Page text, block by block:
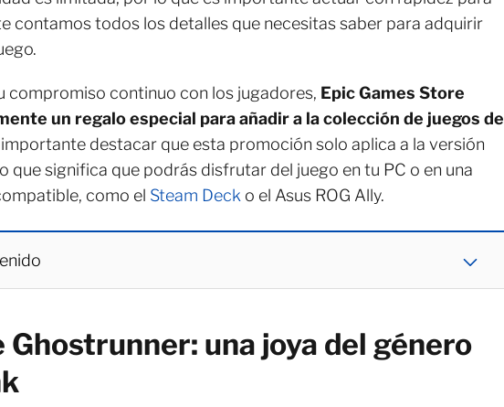
contamos todos los detalles que necesitas saber para adquirir
compromiso continuo con los jugadores, Epic Games Store
un regalo especial para añadir a la colección de juegos de
importante destacar que esta promoción solo aplica a la versión
que significa que podrás disfrutar del juego en tu PC o en una
como el Steam Deck o el Asus ROG Ally.
Ghostrunner: una joya del género